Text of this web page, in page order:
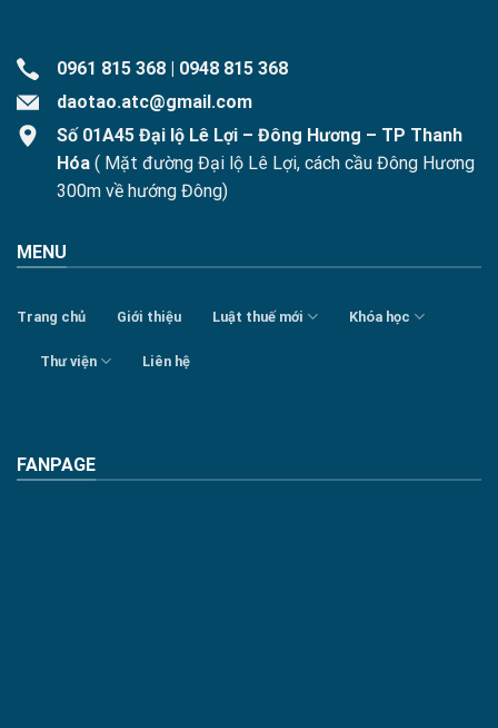
0961 815 368 | 0948 815 368
daotao.atc@gmail.com
Số 01A45 Đại lộ Lê Lợi – Đông Hương – TP Thanh
Hóa ( Mặt đường Đại lộ Lê Lợi, cách cầu Đông Hương
300m về hướng Đông)
MENU
Trang chủ Giới thiệu Luật thuế mới Khóa học
Thư viện Liên hệ
FANPAGE